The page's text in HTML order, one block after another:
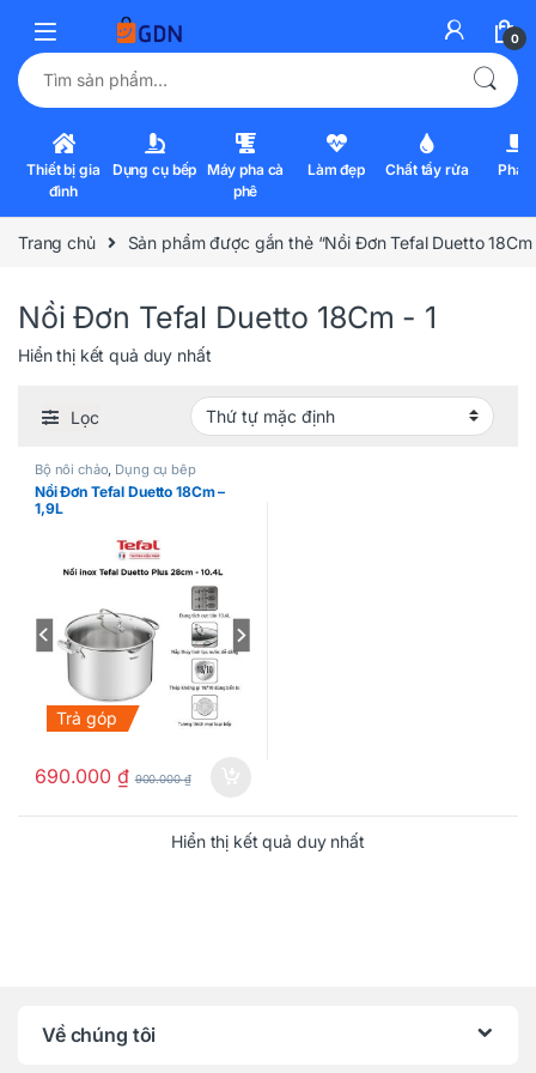
0
Tìm kiếm:
Thiết bị gia
đình
Dụng cụ bếp Máy pha cà
phê
Làm đẹp Chất tẩy rửa Pha
Trang chủ Sản phẩm được gắn thẻ “Nồi Đơn Tefal Duetto 18Cm
Nồi Đơn Tefal Duetto 18Cm - 1
Hiển thị kết quả duy nhất
Lọc
Bộ nồi chảo, Dụng cụ bếp
Nồi Đơn Tefal Duetto 18Cm –
1,9L
Trả góp
690.000 ₫ 900.000₫
Hiển thị kết quả duy nhất
Về chúng tôi